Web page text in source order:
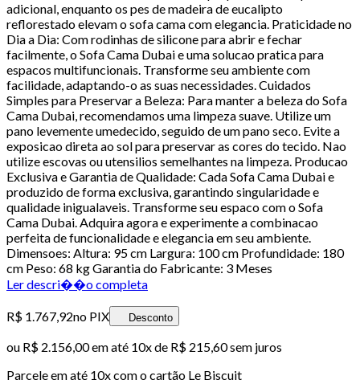
adicional, enquanto os pes de madeira de eucalipto
reflorestado elevam o sofa cama com elegancia. Praticidade no
Dia a Dia: Com rodinhas de silicone para abrir e fechar
facilmente, o Sofa Cama Dubai e uma solucao pratica para
espacos multifuncionais. Transforme seu ambiente com
facilidade, adaptando-o as suas necessidades. Cuidados
Simples para Preservar a Beleza: Para manter a beleza do Sofa
Cama Dubai, recomendamos uma limpeza suave. Utilize um
pano levemente umedecido, seguido de um pano seco. Evite a
exposicao direta ao sol para preservar as cores do tecido. Nao
utilize escovas ou utensilios semelhantes na limpeza. Producao
Exclusiva e Garantia de Qualidade: Cada Sofa Cama Dubai e
produzido de forma exclusiva, garantindo singularidade e
qualidade inigualaveis. Transforme seu espaco com o Sofa
Cama Dubai. Adquira agora e experimente a combinacao
perfeita de funcionalidade e elegancia em seu ambiente.
Dimensoes: Altura: 95 cm Largura: 100 cm Profundidade: 180
cm Peso: 68 kg Garantia do Fabricante: 3 Meses
Ler descri��o completa
R$ 1.767,92no PIX Desconto
ou R$ 2.156,00em até 10x de R$ 215,60 sem juros
Parcele em até 10x com o cartão Le Biscuit